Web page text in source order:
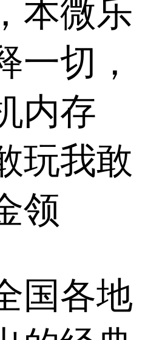
本微乐
一切，
内存
玩我敢
领
国各地